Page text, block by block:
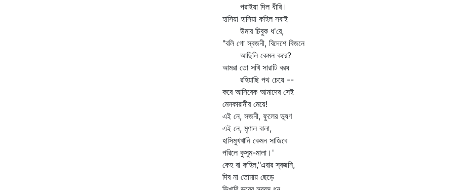
পরাইয়া দিল ধীরি।
হাসিয়া হাসিয়া কহিল সবাই
উমার চিবুক ধ'রে,
"বলি গো স্বজনী, বিদেশে বিজনে
আছিলি কেমন করে?
আমরা তো সখি সারাটি বরষ
রহিয়াছি পথ চেয়ে --
কবে আসিবেক আমাদের সেই
মেনকারানীর মেয়ে!
এই নে, সজনী, ফুলের ভূষণ
এই নে, মৃণাল বালা,
হাসিমুখখানি কেমন সাজিবে
পরিলে কুসুম-মালা।'
কেহ বা কহিল,"এবার স্বজনি,
দিব না তোমায় ছেড়ে